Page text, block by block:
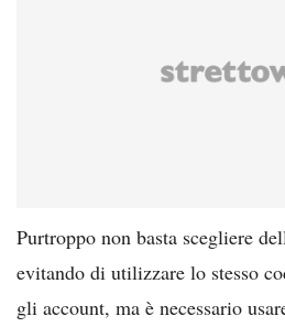
Purtroppo non basta scegliere
evitando di utilizzare lo stesso
gli account, ma è necessario